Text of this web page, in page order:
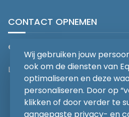
CONTACT OPNEMEN
editorial@equmedia.be
Langendamdreef 22 9880
Wij gebruiken jouw
ook om de diensten van
optimaliseren en deze
personaliseren. Door op
klikken of door verder te
aangepaste privacy- en